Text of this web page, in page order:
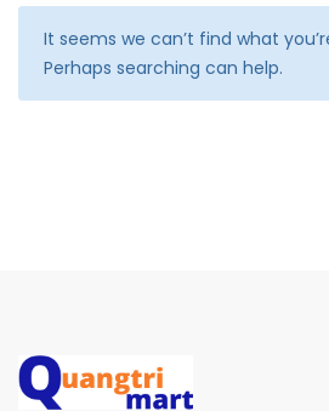
It seems we can’t find what
Perhaps searching can help.